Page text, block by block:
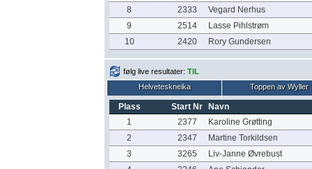
8
2333
Vegard Nerhus
9
2514
Lasse Pihlstrøm
10
2420 Rory Gundersen
følg live resultater: TIL
Helveteskneika
Toppen av Wyller
Plass Start Nr
Navn
1
2377
Karoline Grøtting
2
2347
Martine Torkildsen
3
3265
Liv-Janne Øvrebust